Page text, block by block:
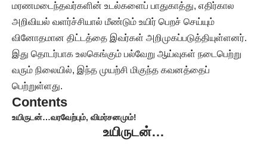
மரணமடைந்தவர்களின் உடல்களைப் பாதுகாத்து, எதிர்கால
அறிவியல் வளர்ச்சியால் மீண்டும் உயிர் பெறச் செய்யும்
வினோதமான திட்டத்தை இவர்கள் அறிமுகப்படுத்தியுள்ளனர்.
இது தொடர்பாக உலகெங்கும் பல்வேறு ஆய்வுகள் நடைபெற்று
வரும் நிலையில், இந்த முயற்சி மிகுந்த கவனத்தைப்
பெற்றுள்ளது.
Contents
உயிருடன்…வரவேற்பும், விமர்சனமும்!
உயிருடன்…